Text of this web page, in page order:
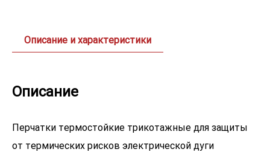
Описание и характеристики
Описание
Перчатки термостойкие трикотажные для защиты
от термических рисков электрической дуги